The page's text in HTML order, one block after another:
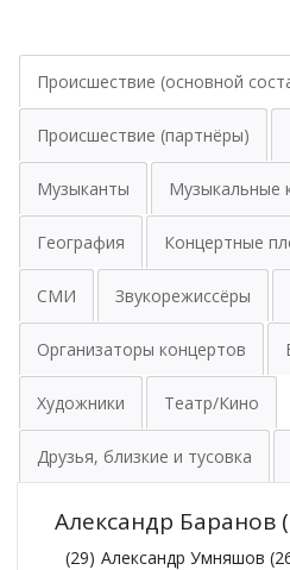
Происшествие (основной
Происшествие (партнёры)
Музыканты Музыкальные
География Концертные
СМИ Звукорежиссёры
Организаторы концертов
Художники Театр/Кино
Друзья, близкие и тусовка
Александр Баранов
(29) Александр Умняшов